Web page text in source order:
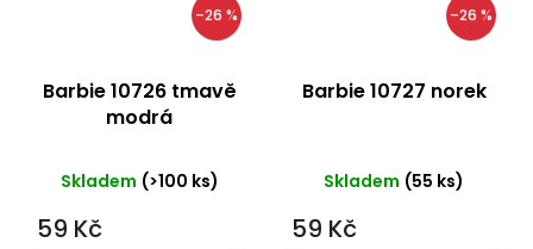
–26 %
Barbie 10726 tmavě
modrá
Skladem (>100 ks)
59 Kč
–26 %
Barbie 10727 norek
Skladem (55 ks)
59 Kč